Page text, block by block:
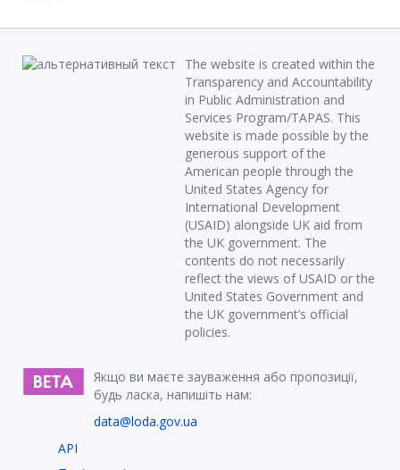
The website is created within the
Transparency and Accountability
in Public Administration and
Services Program/TAPAS. This
website is made possible by the
generous support of the
American people through the
United States Agency for
International Development
(USAID) alongside UK aid from
the UK government. The
contents do not necessarily
reflect the views of USAID or the
United States Government and
the UK government’s official
policies.
Якщо ви маєте зауваження або пропозиції,
будь ласка, напишіть нам:
data@loda.gov.ua
API